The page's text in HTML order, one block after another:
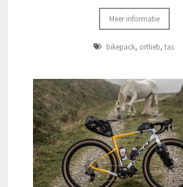
Meer informatie
bikepack, ortlieb,tas